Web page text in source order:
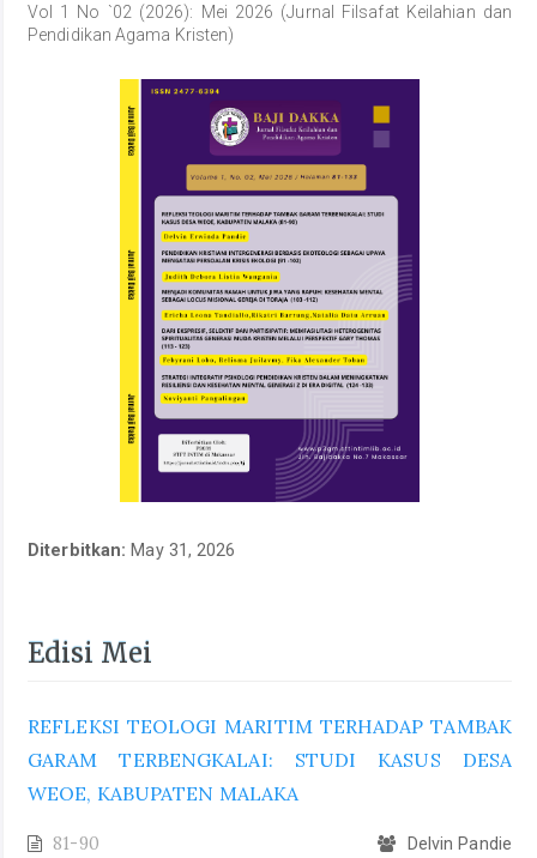
Vol 1 No `02 (2026): Mei 2026 (Jurnal Filsafat Keilahian dan
Pendidikan Agama Kristen)
Diterbitkan: May 31, 2026
Edisi Mei
REFLEKSI TEOLOGI MARITIM TERHADAP TAMBAK
GARAM TERBENGKALAI: STUDI KASUS DESA
WEOE, KABUPATEN MALAKA
81-90 Delvin Pandie